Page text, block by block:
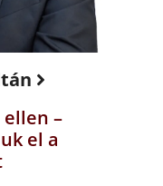
–
el a